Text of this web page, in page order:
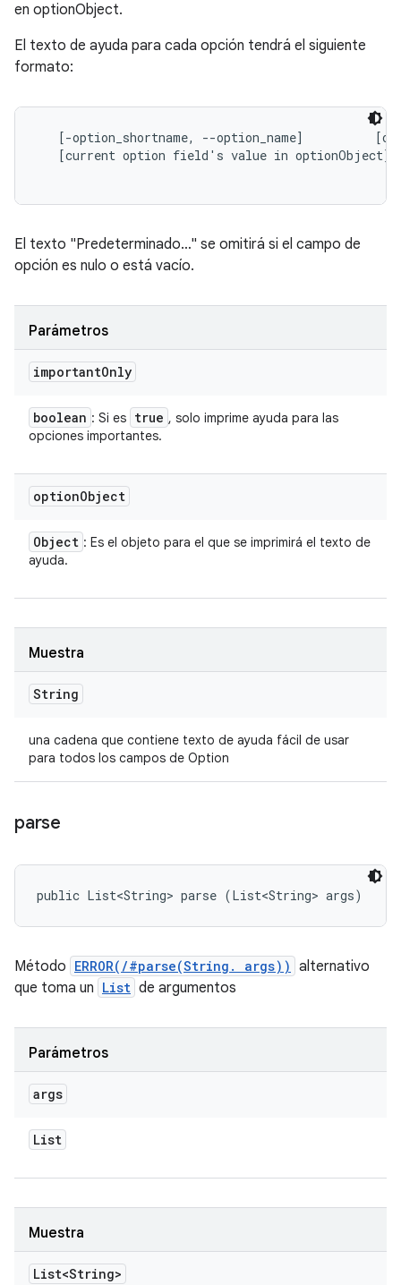
en optionObject.
El texto de ayuda para cada opción tendrá el siguiente
formato:
[-option_shortname, --option_name]
   [current option field's value in optionObject]
El texto "Predeterminado…" se omitirá si el campo de
opción es nulo o está vacío.
Parámetros
importantOnly
boolean : Si es true , solo imprime ayuda para las
opciones importantes.
optionObject
Object : Es el objeto para el que se imprimirá el texto de
ayuda.
Muestra
String
una cadena que contiene texto de ayuda fácil de usar
para todos los campos de Option
parse
public List<String> parse (List<String> args)
Método ERROR(/#parse(String. args)) alternativo
que toma un List de argumentos
Parámetros
args
List
Muestra
List<String>